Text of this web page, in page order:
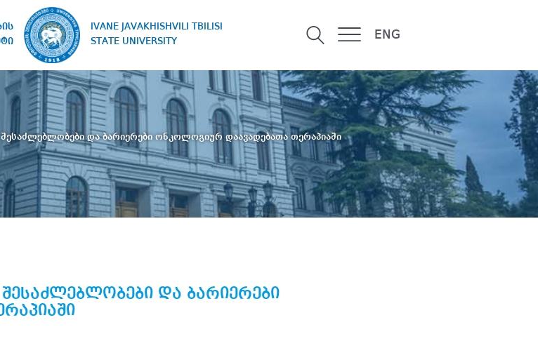
IVANE JAVAKHISHVILI TBILISI
STATE UNIVERSITY
ENG
და ბარიერები ონკოლოგიურ დაავადებათა თერაპიაში
და ბარიერები